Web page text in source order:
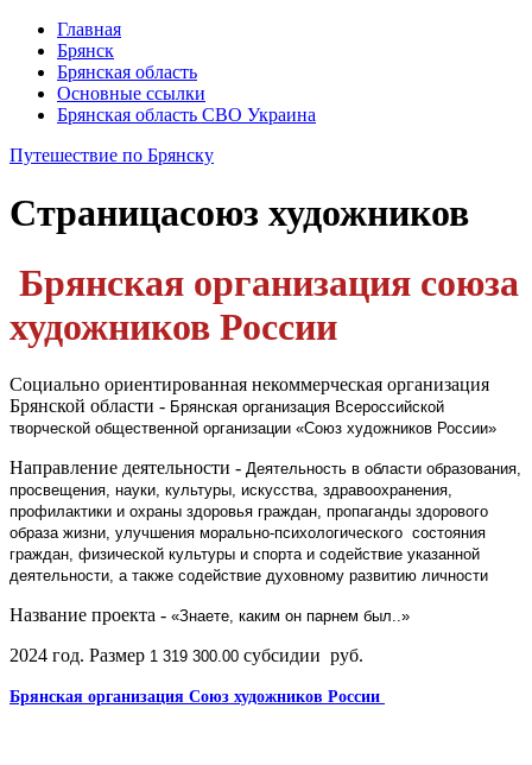
Главная
Брянск
Брянская область
Основные ссылки
Брянская область СВО Украина
Путешествие по Брянску
Страницасоюз художников
Брянская организация союза
художников России
Социально ориентированная некоммерческая организация
Брянской области - Брянская организация Всероссийской
творческой общественной организации «Союз художников России»
Направление деятельности - Деятельность в области образования,
просвещения, науки, культуры, искусства, здравоохранения,
профилактики и охраны здоровья граждан, пропаганды здорового
образа жизни, улучшения морально-психологического состояния
граждан, физической культуры и спорта и содействие указанной
деятельности, а также содействие духовному развитию личности
Название проекта - «Знаете, каким он парнем был..»
2024 год. Размер 1 319 300.00 субсидии руб.
Брянская организация Союз художников России